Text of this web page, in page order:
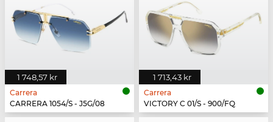
1 748,57 kr
Carrera
CARRERA 1054/S - J5G/08
1 713,43 kr
Carrera
VICTORY C 01/S - 900/FQ